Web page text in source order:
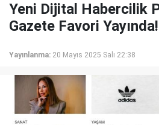
Yeni Dijital Habercilik
Gazete Favori Yayında!
Yayınlanma: 20 Mayıs 2025 Salı 22:38